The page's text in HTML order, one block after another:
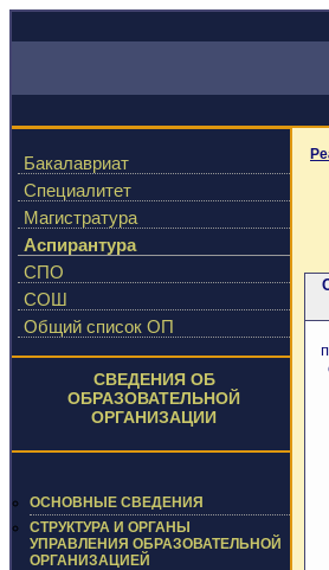
Бакалавриат
Специалитет
Магистратура
Аспирантура
СПО
СОШ
Общий список ОП
СВЕДЕНИЯ ОБ
ОБРАЗОВАТЕЛЬНОЙ
ОРГАНИЗАЦИИ
ОСНОВНЫЕ СВЕДЕНИЯ
СТРУКТУРА И ОРГАНЫ
УПРАВЛЕНИЯ ОБРАЗОВАТЕЛЬНОЙ
ОРГАНИЗАЦИЕЙ